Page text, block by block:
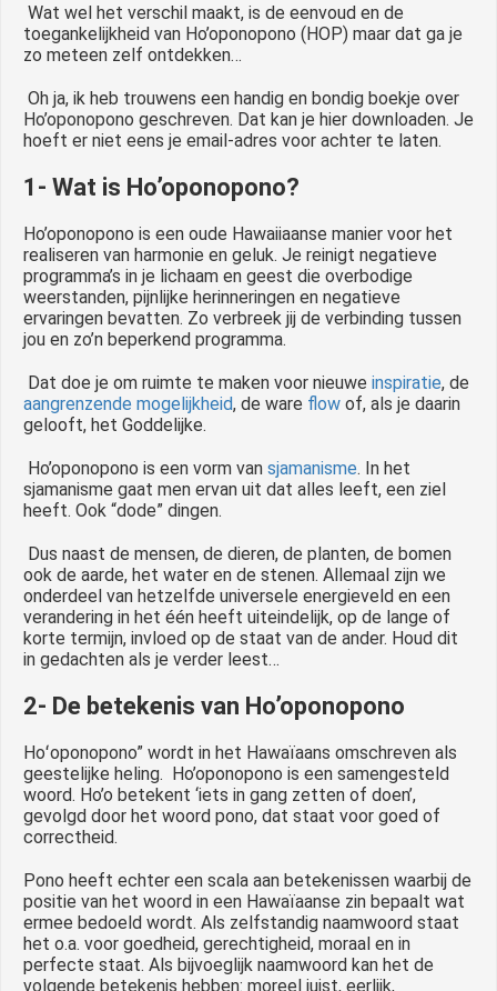
Wat wel het verschil maakt, is de eenvoud en de
toegankelijkheid van Ho’oponopono (HOP) maar dat ga je
zo meteen zelf ontdekken…
Oh ja, ik heb trouwens een handig en bondig boekje over
Ho’oponopono geschreven. Dat kan je hier downloaden. Je
hoeft er niet eens je email-adres voor achter te laten.
1- Wat is Ho’oponopono?
Ho’oponopono is een oude Hawaiiaanse manier voor het
realiseren van harmonie en geluk. Je reinigt negatieve
programma’s in je lichaam en geest die overbodige
weerstanden, pijnlijke herinneringen en negatieve
ervaringen bevatten. Zo verbreek jij de verbinding tussen
jou en zo’n beperkend programma.
Dat doe je om ruimte te maken voor nieuwe inspiratie, de
aangrenzende mogelijkheid, de ware flow of, als je daarin
gelooft, het Goddelijke.
Ho’oponopono is een vorm van sjamanisme. In het
sjamanisme gaat men ervan uit dat alles leeft, een ziel
heeft. Ook “dode” dingen.
Dus naast de mensen, de dieren, de planten, de bomen
ook de aarde, het water en de stenen. Allemaal zijn we
onderdeel van hetzelfde universele energieveld en een
verandering in het één heeft uiteindelijk, op de lange of
korte termijn, invloed op de staat van de ander. Houd dit
in gedachten als je verder leest…
2- De betekenis van Ho’oponopono
Hoʻoponopono” wordt in het Hawaïaans omschreven als
geestelijke heling. Ho’oponopono is een samengesteld
woord. Ho’o betekent ‘iets in gang zetten of doen’,
gevolgd door het woord pono, dat staat voor goed of
correctheid.
Pono heeft echter een scala aan betekenissen waarbij de
positie van het woord in een Hawaïaanse zin bepaalt wat
ermee bedoeld wordt. Als zelfstandig naamwoord staat
het o.a. voor goedheid, gerechtigheid, moraal en in
perfecte staat. Als bijvoeglijk naamwoord kan het de
volgende betekenis hebben: moreel juist, eerlijk,